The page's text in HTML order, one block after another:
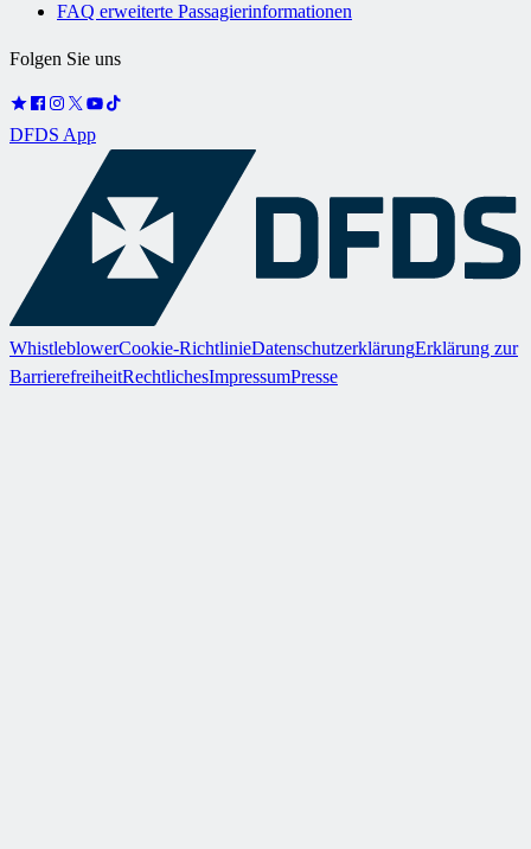
FAQ erweiterte Passagierinformationen
Folgen Sie uns
DFDS App
WhistleblowerCookie-RichtlinieDatenschutzerklärungErklärung zur
BarrierefreiheitRechtlichesImpressumPresse